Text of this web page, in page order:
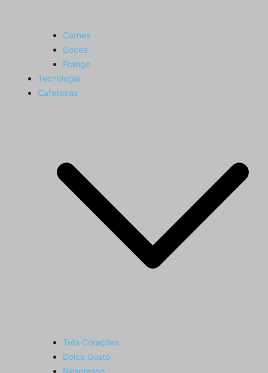
Carnes
Doces
Frango
Tecnologia
Cafeteiras
Três Corações
Dolce Gusto
Nespresso